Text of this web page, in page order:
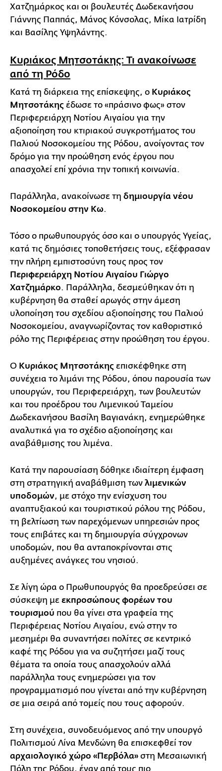
Χατζημάρκος και οι βουλευτές Δωδεκανήσου
Γιάννης Παππάς, Μάνος Κόνσολας, Μίκα Ιατρίδη
και Βασίλης Υψηλάντης.
Κυριάκος Μητσοτάκης: Τι ανακοίνωσε
από τη Ρόδο
Κατά τη διάρκεια της επίσκεψης, ο Κυριάκος
Μητσοτάκης έδωσε το «πράσινο φως» στον
Περιφερειάρχη Νοτίου Αιγαίου για την
αξιοποίηση του κτιριακού συγκροτήματος του
Παλιού Νοσοκομείου της Ρόδου, ανοίγοντας τον
δρόμο για την προώθηση ενός έργου που
απασχολεί επί χρόνια την τοπική κοινωνία.
Παράλληλα, ανακοίνωσε τη δημιουργία νέου
Νοσοκομείου στην Κω.
Τόσο ο πρωθυπουργός όσο και ο υπουργός Υγείας,
κατά τις δημόσιες τοποθετήσεις τους, εξέφρασαν
την πλήρη εμπιστοσύνη τους προς τον
Περιφερειάρχη Νοτίου Αιγαίου Γιώργο
Χατζημάρκο. Παράλληλα, δεσμεύθηκαν ότι η
κυβέρνηση θα σταθεί αρωγός στην άμεση
υλοποίηση του σχεδίου αξιοποίησης του Παλιού
Νοσοκομείου, αναγνωρίζοντας τον καθοριστικό
ρόλο της Περιφέρειας στην προώθηση του έργου.
Ο Κυριάκος Μητσοτάκης επισκέφθηκε στη
συνέχεια το λιμάνι της Ρόδου, όπου παρουσία των
υπουργών, του Περιφερειάρχη, των βουλευτών
και του προέδρου του Λιμενικού Ταμείου
Δωδεκανήσου Βασίλη Βαγιανάκη, ενημερώθηκε
αναλυτικά για το σχέδιο αξιοποίησης και
αναβάθμισης του λιμένα.
Κατά την παρουσίαση δόθηκε ιδιαίτερη έμφαση
στη στρατηγική αναβάθμιση των λιμενικών
υποδομών, με στόχο την ενίσχυση του
αναπτυξιακού και τουριστικού ρόλου της Ρόδου,
τη βελτίωση των παρεχόμενων υπηρεσιών προς
τους επιβάτες και τη δημιουργία σύγχρονων
υποδομών, που θα ανταποκρίνονται στις
αυξημένες ανάγκες του νησιού.
Σε λίγη ώρα ο Πρωθυπουργός θα προεδρεύσει σε
σύσκεψη με εκπροσώπους φορέων του
τουρισμού που θα γίνει στα γραφεία της
Περιφέρειας Νοτίου Αιγαίου, ενώ στην το
μεσημέρι θα συναντήσει πολίτες σε κεντρικό
καφέ της Ρόδου για να συζητήσει μαζί τους
θέματα τα οποία τους απασχολούν αλλά
παράλληλα τους ενημερώσει για τον
προγραμματισμό που γίνεται από την κυβέρνηση
σε μια σειρά από τομείς που τους αφορούν.
Στη συνέχεια, συνοδευόμενος από την υπουργό
Πολιτισμού Λίνα Μενδώνη θα επισκεφθεί τον
αρχαιολογικό χώρο «Περβόλα» στη Μεσαιωνική
Πόλη της Ρόδου, έναν από τους πιο